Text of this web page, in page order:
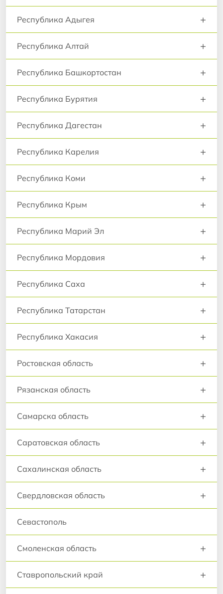
Республика Адыгея +
Республика Алтай +
Республика Башкортостан +
Республика Бурятия +
Республика Дагестан +
Республика Карелия +
Республика Коми +
Республика Крым +
Республика Марий Эл +
Республика Мордовия +
Республика Саха +
Республика Татарстан +
Республика Хакасия +
Ростовская область +
Рязанская область +
Самарска область +
Саратовская область +
Сахалинская область +
Свердловская область +
Севастополь
Смоленская область +
Ставропольский край +